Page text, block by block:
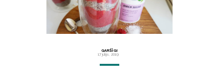
GARŠĪGI
17 jūlijs, 2019